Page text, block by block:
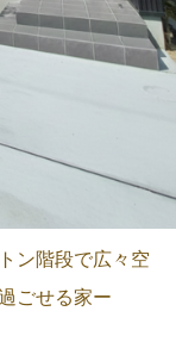
ン階段で広々空
ごせる家ー